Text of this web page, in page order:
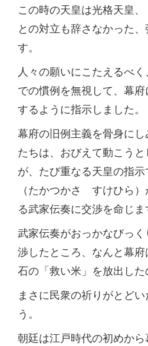
この時の天皇は光格天皇、
との対立も辞さなかった
す。
人々の願いにこたえるべ
での慣例を無視して、幕
するように指示しました。
幕府の旧例主義を骨身に
たちは、おびえて動こう
が、たび重なる天皇の指
（たかつかさ すけひら
る武家伝奏に交渉を命じま
武家伝奏がおっかなびっ
渉したところ、なんと幕
石の「救い米」を放出した
まさに民衆の祈りがとど
う。
朝廷は江戸時代の初めか